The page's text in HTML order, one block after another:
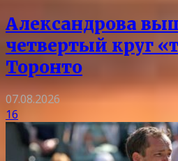
Александрова
четвертый круг
Торонто
07.08.2026
16